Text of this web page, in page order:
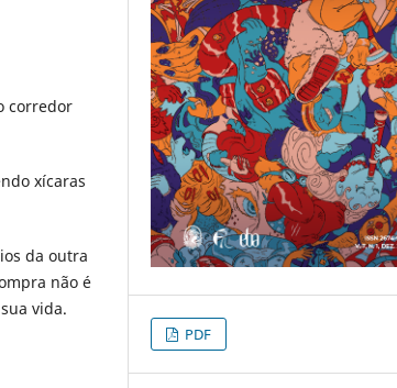
corredor
xícaras
da outra
não é
vida.
PDF